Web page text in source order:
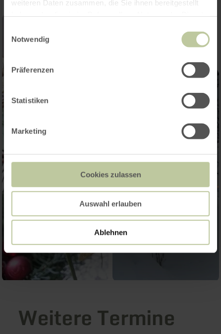
weiteren Daten zusammen, die Sie ihnen bereitgestellt
Notwendig
Präferenzen
Statistiken
Marketing
Cookies zulassen
Auswahl erlauben
Ablehnen
Weitere Termine